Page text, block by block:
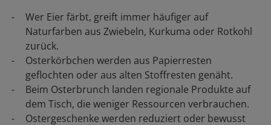
Wer Eier färbt, greift immer häufiger auf
Naturfarben aus Zwiebeln, Kurkuma oder Rotkohl
zurück.
Osterkörbchen werden aus Papierresten
geflochten oder aus alten Stoffresten genäht.
Beim Osterbrunch landen regionale Produkte auf
dem Tisch, die weniger Ressourcen verbrauchen.
Ostergeschenke werden reduziert oder bewusst